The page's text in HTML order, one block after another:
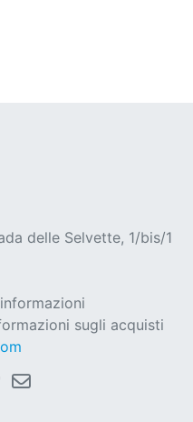
delle Selvette, 1/bis/1
sugli acquisti